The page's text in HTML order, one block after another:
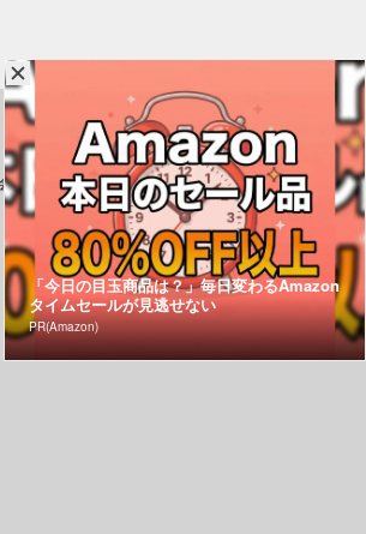
スポーツ
「今日の目玉商品は？」毎日変わるAmazon
タイムセールが見逃せない
PR(Amazon)